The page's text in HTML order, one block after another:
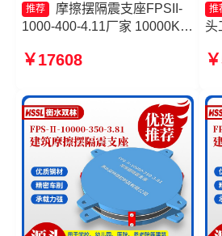
推荐
摩擦摆隔震支座FPSII-
1000-400-4.11厂家 10000KN
摩擦摆隔震支座生产厂家 减隔
￥17608
推
头
家